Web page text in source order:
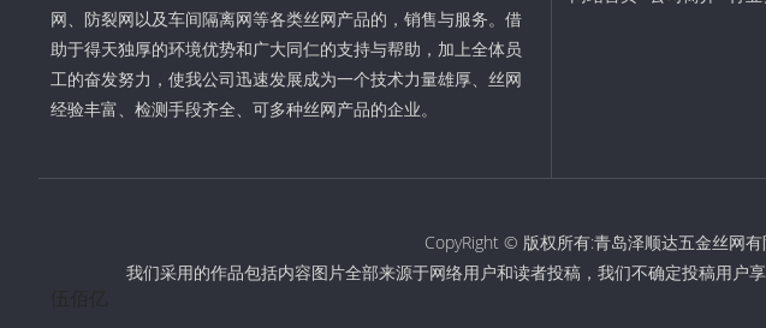
网、防裂网以及车间隔离网等各类丝网产品的，销售与服务。借
助于得天独厚的环境优势和广大同仁的支持与帮助，加上全体员
工的奋发努力，使我公司迅速发展成为一个技术力量雄厚、丝网
经验丰富、检测手段齐全、可多种丝网产品的企业。
CopyRight © 版权所有:青岛泽顺达五金丝网有
我们采用的作品包括内容图片全部来源于网络用户和读者投稿，我们不确定投稿用户